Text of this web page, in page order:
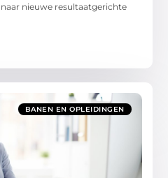
nieuwe resultaatgerichte
BANEN EN OPLEIDINGEN